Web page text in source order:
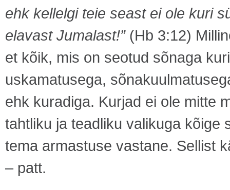
ehk kellelgi teie seast ei ole kuri
elavast Jumalast!” (Hb 3:12)
et kõik, mis on seotud sõnaga
uskamatusega,
ehk kuradiga. Kurjad ei ole mitte
tahtliku ja teadliku valikuga kõige
tema armastuse vastane. Sellist
– patt.